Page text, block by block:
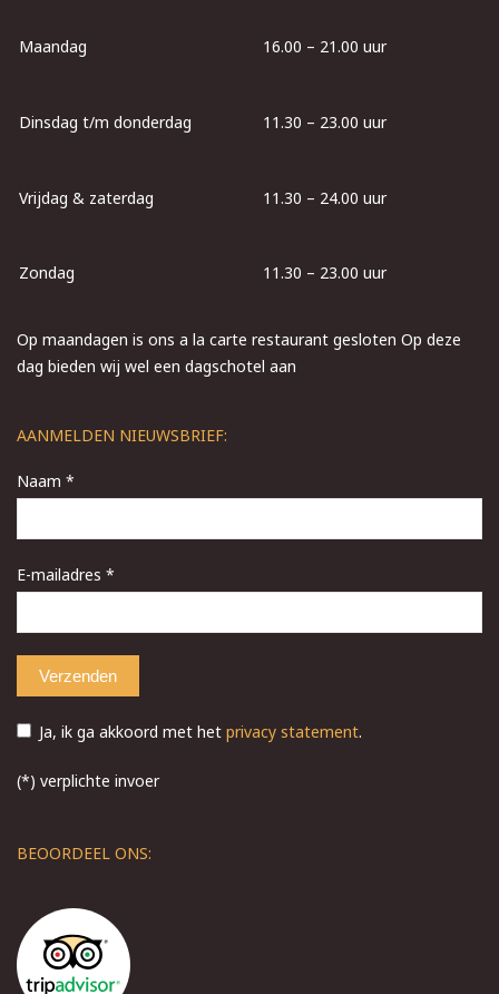
Maandag 16.00 – 21.00 uur
Dinsdag t/m donderdag 11.30 – 23.00 uur
Vrijdag & zaterdag 11.30 – 24.00 uur
Zondag 11.30 – 23.00 uur
Op maandagen is ons a la carte restaurant gesloten Op deze
dag bieden wij wel een dagschotel aan
AANMELDEN NIEUWSBRIEF:
Naam *
E-mailadres *
Ja, ik ga akkoord met het privacy statement.
(*) verplichte invoer
BEOORDEEL ONS: